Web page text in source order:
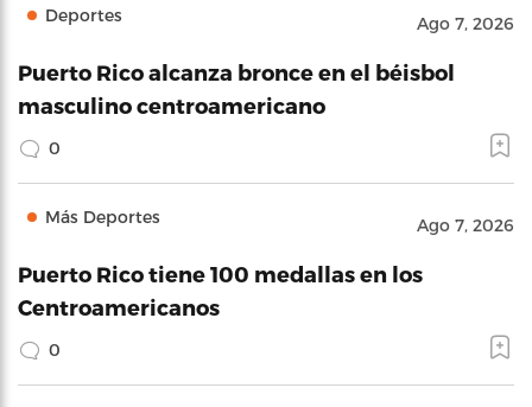
Deportes Ago 7, 2026
Puerto Rico alcanza bronce en el béisbol
masculino centroamericano
0
Más Deportes Ago 7, 2026
Puerto Rico tiene 100 medallas en los
Centroamericanos
0